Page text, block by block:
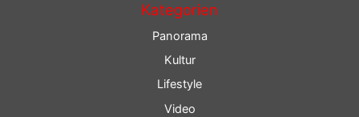
Kategorien
Panorama
Kultur
Lifestyle
Video